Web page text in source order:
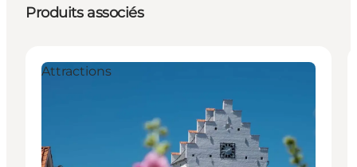
Produits associés
Attractions